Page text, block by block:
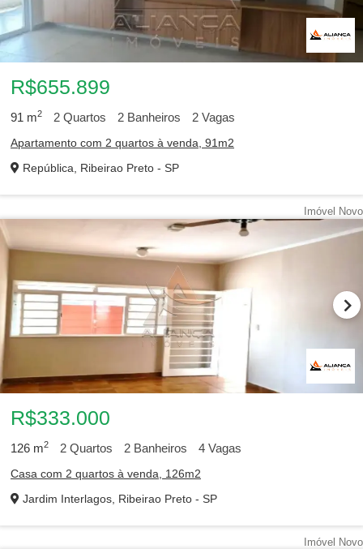
R$655.899
91 m2 2 Quartos 2 Banheiros 2 Vagas
Apartamento com 2 quartos à venda, 91m2
República, Ribeirao Preto - SP
Imóvel Novo
R$333.000
126 m2 2 Quartos 2 Banheiros 4 Vagas
Casa com 2 quartos à venda, 126m2
Jardim Interlagos, Ribeirao Preto - SP
Imóvel Novo